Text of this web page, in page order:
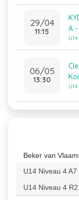
29/04
11:15
A -
06/05
13:30
Beker van
U14 Niveau 4
U14 Niveau 4